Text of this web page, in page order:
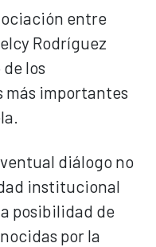
entre
Rodríguez
los
importantes
diálogo no
institucional
posibilidad de
por la